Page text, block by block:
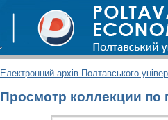
Електронний архів Полтавського
Просмотр коллекции по